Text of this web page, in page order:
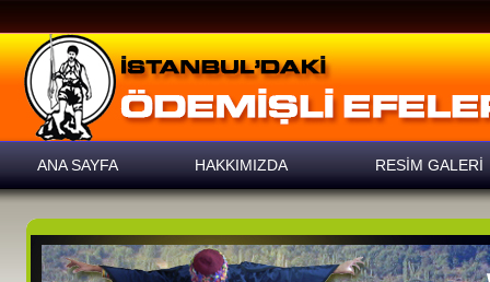
ANA SAYFA HAKKIMIZDA RESİM GALERİ